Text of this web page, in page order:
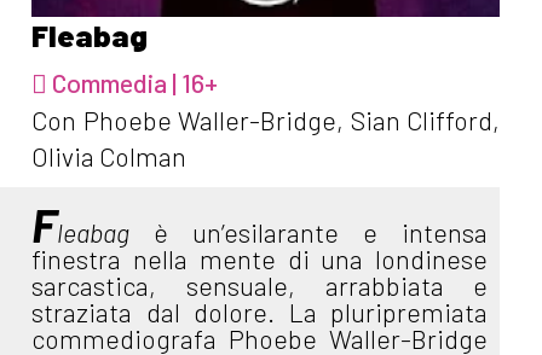
Fleabag
Commedia | 16+
Con Phoebe Waller-Bridge, Sian Clifford,
Olivia Colman
Fleabag è un’esilarante e intensa
finestra nella mente di una londinese
sarcastica, sensuale, arrabbiata e
straziata dal dolore. La pluripremiata
commediografa Phoebe Waller-Bridge